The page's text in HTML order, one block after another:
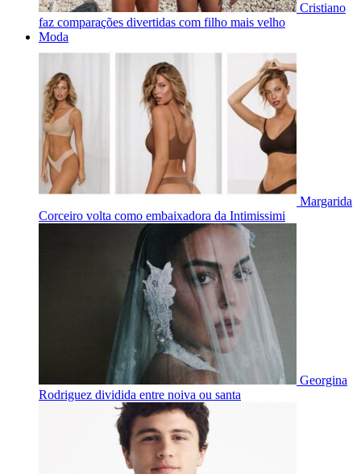
Cristiano
faz comparações divertidas com filho mais velho
Moda
Margarida
Corceiro volta como embaixadora da Intimissimi
Georgina
Rodriguez dividida entre noiva ou santa